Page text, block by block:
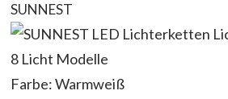
SUNNEST
8 Licht Modelle
Farbe: Warmweiß